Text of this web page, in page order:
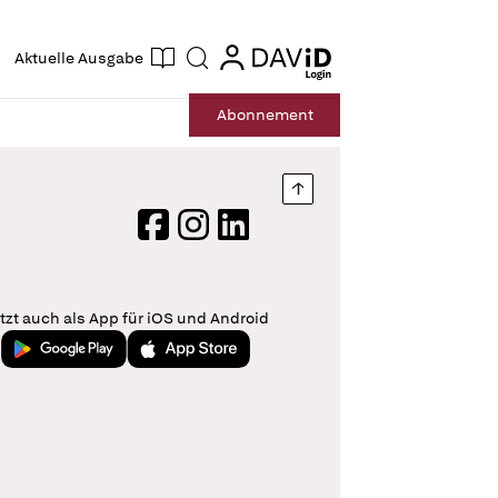
Aktuelle Ausgabe Suche login
login
Abonnement
Nach oben springen
FacebookInstagram
LinkedIn
auch als App für iOS und Android
Jetzt bei Google PlayLaden im App Store